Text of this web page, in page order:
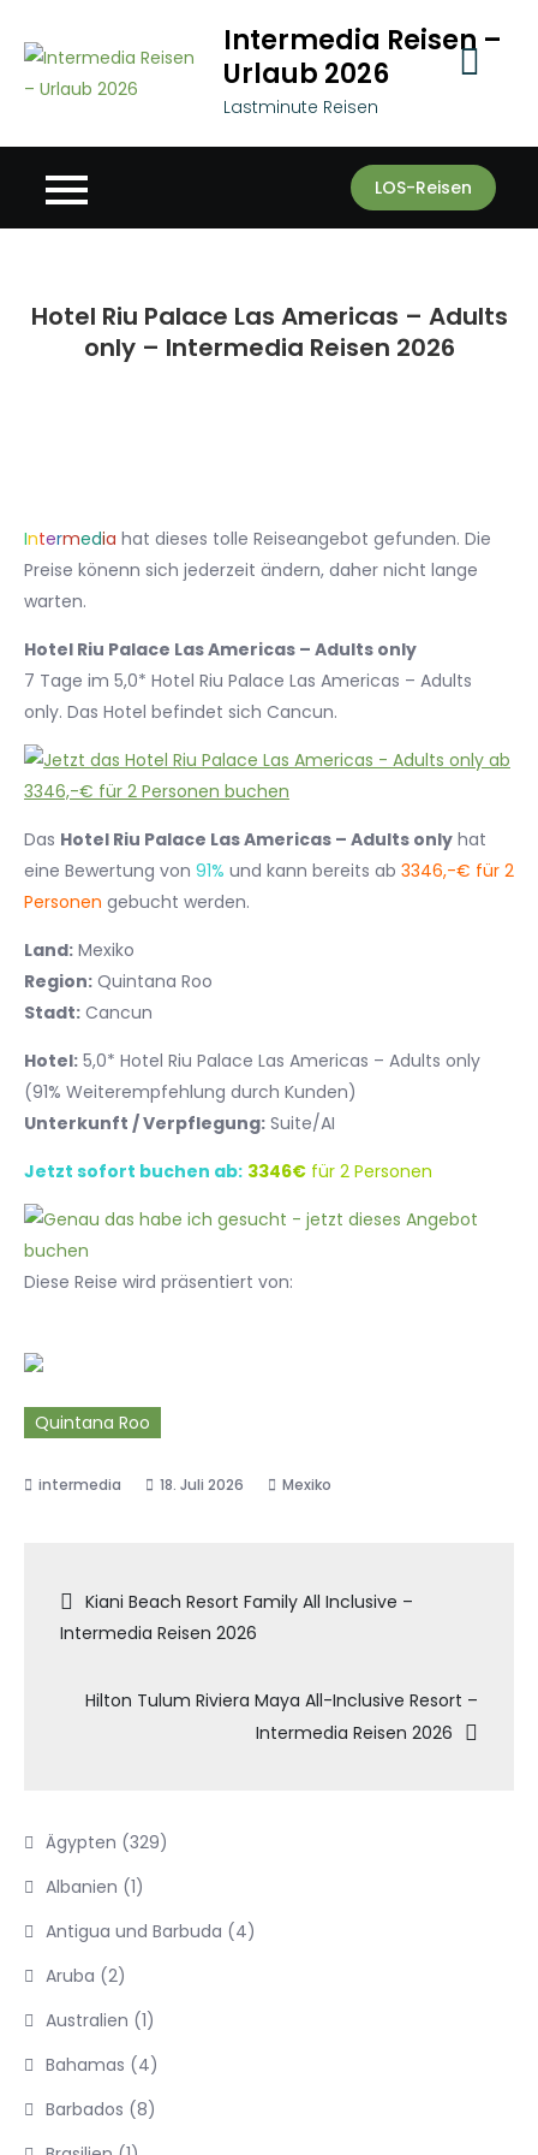
content
Intermedia Reisen –
Urlaub 2026
Lastminute Reisen
LOS-Reisen
Hotel Riu Palace Las Americas – Adults
only – Intermedia Reisen 2026
Intermedia hat dieses tolle Reiseangebot gefunden. Die
Preise könenn sich jederzeit ändern, daher nicht lange
warten.
Hotel Riu Palace Las Americas – Adults only
7 Tage im 5,0* Hotel Riu Palace Las Americas – Adults
only. Das Hotel befindet sich Cancun.
Das Hotel Riu Palace Las Americas – Adults only hat
eine Bewertung von 91% und kann bereits ab 3346,-€ für 2
Personen gebucht werden.
Land: Mexiko
Region: Quintana Roo
Stadt: Cancun
Hotel: 5,0* Hotel Riu Palace Las Americas – Adults only
(91% Weiterempfehlung durch Kunden)
Unterkunft / Verpflegung: Suite/AI
Jetzt sofort buchen ab: 3346€ für 2 Personen
Diese Reise wird präsentiert von:
Quintana Roo
18. Juli 2026 Mexiko
Beitragsnavigation
Kiani Beach Resort Family All Inclusive –
Intermedia Reisen 2026
Hilton Tulum Riviera Maya All-Inclusive Resort –
Intermedia Reisen 2026
Ägypten (329)
Albanien (1)
Antigua und Barbuda (4)
Aruba (2)
Australien (1)
Bahamas (4)
Barbados (8)